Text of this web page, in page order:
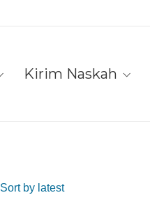
Kirim Naskah
Sort by latest